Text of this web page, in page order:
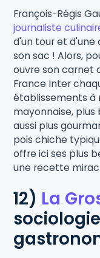
François-Régis
journaliste
d'un tour et
son sac ! Alors,
ouvre son carnet
France Inter
établissements à
mayonnaise,
aussi plus
pois chiche
offre ici ses plus
une recette
12) La